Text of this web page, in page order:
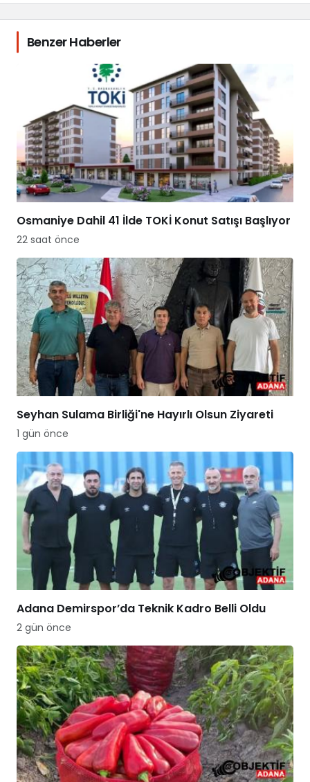
Benzer Haberler
Osmaniye Dahil 41 İlde TOKİ Konut Satışı Başlıyor
22 saat önce
Seyhan Sulama Birliği'ne Hayırlı Olsun Ziyareti
1 gün önce
Adana Demirspor’da Teknik Kadro Belli Oldu
2 gün önce